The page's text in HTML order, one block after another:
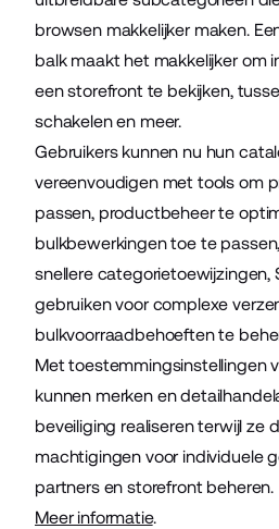
browsen makkelijker maken.
balk maakt het makkelijker om
een storefront te bekijken,
schakelen en meer.
Gebruikers kunnen nu hun
vereenvoudigen met tools om
passen, productbeheer te
bulkbewerkingen toe te
snellere categorietoewijzingen,
gebruiken voor complexe
bulkvoorraadbehoeften te
Met toestemmingsinstellingen
kunnen merken en
beveiliging realiseren terwijl ze
machtigingen voor individuele
partners en storefront beheren.
Meer informatie.